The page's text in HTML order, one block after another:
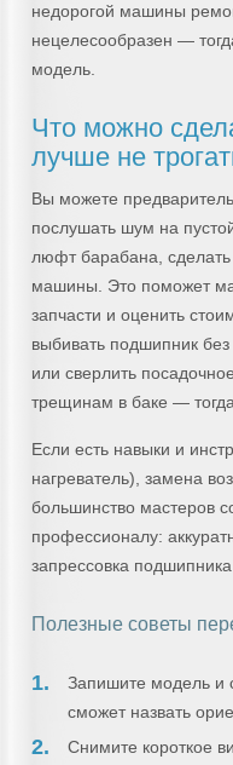
недорогой машины
нецелесообразен —
модель.
Что можно
лучше не
Вы можете
послушать шум на
люфт барабана,
машины. Это поможет
запчасти и оценить
выбивать подшипник без
или сверлить
трещинам в баке —
Если есть навыки и
нагреватель), замена
большинство мастеров
профессионалу:
запрессовка
Полезные советы
Запишите модель и
сможет назвать
Снимите короткое